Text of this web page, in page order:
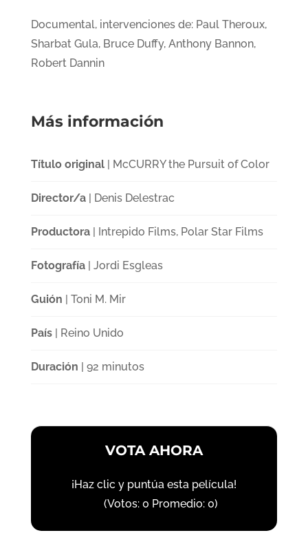
Documental, intervenciones de: Paul Theroux,
Sharbat Gula, Bruce Duffy, Anthony Bannon,
Robert Dannin
Más información
Título original| McCURRY the Pursuit of Color
Director/a| Denis Delestrac
Productora| Intrepido Films, Polar Star Films
Fotografía| Jordi Esgleas
Guión | Toni M. Mir
País| Reino Unido
Duración | 92 minutos
VOTA AHORA
¡Haz clic y puntúa esta película!
(Votos: 0 Promedio: 0)